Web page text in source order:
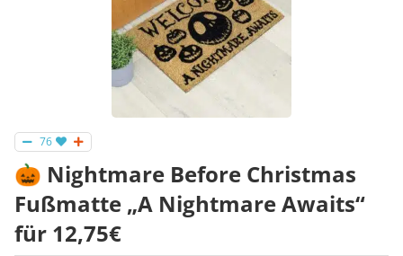
76
🎃 Nightmare Before Christmas
Fußmatte „A Nightmare Awaits“
für 12,75€